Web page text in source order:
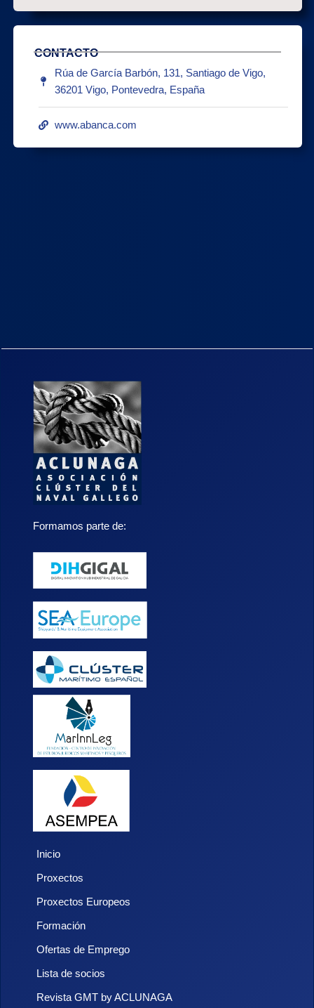
CONTACTO
Rúa de García Barbón, 131, Santiago de Vigo,
36201 Vigo, Pontevedra, España
www.abanca.com
Formamos parte de:
Inicio
Proxectos
Proxectos Europeos
Formación
Ofertas de Emprego
Lista de socios
Revista GMT by ACLUNAGA